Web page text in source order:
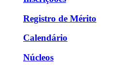
Registro de Mérito
Calendário
Núcleos